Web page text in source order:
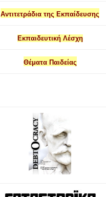
Αντιτετράδια της Εκπαίδευσης
Εκπαιδευτική Λέσχη
Θέματα Παιδείας